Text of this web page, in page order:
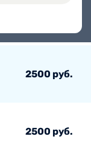
2500 руб.
2500 руб.